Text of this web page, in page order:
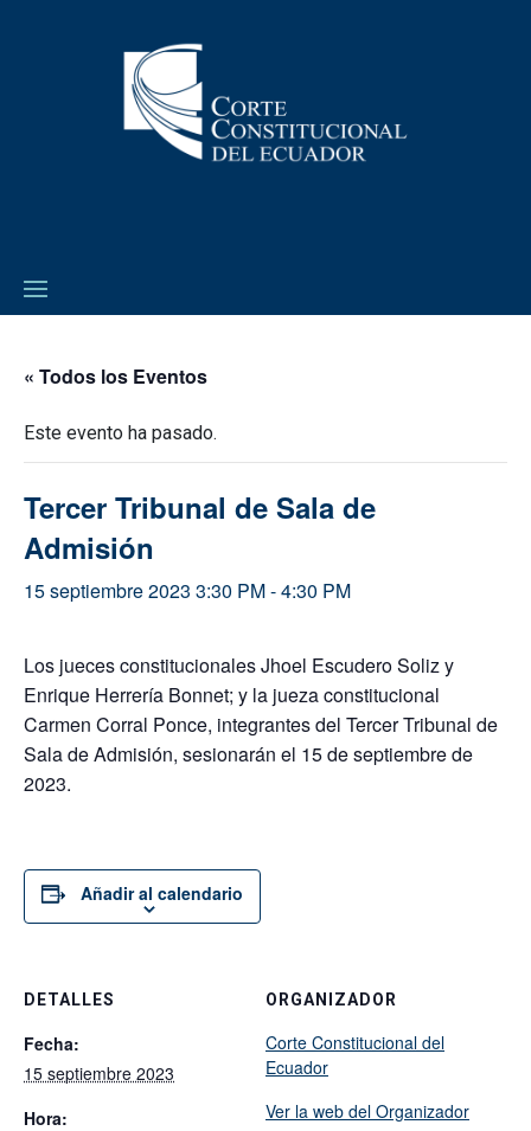
« Todos los Eventos
Este evento ha pasado.
Tercer Tribunal de Sala de
Admisión
15 septiembre 2023 3:30 PM-4:30 PM
Los jueces constitucionales Jhoel Escudero Soliz y
Enrique Herrería Bonnet; y la jueza constitucional
Carmen Corral Ponce, integrantes del Tercer Tribunal de
Sala de Admisión, sesionarán el 15 de septiembre de
2023.
Añadir al calendario
DETALLES
Fecha:
15 septiembre 2023
Hora:
ORGANIZADOR
Corte Constitucional del
Ecuador
Ver la web del Organizador